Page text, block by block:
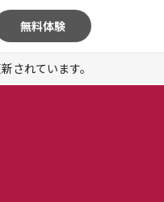
無料体験
されています。